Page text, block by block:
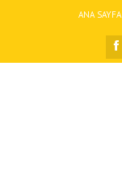
ANA SAYFA